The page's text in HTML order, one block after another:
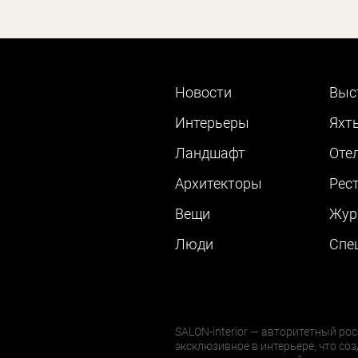
Новости
Интерьеры
Ландшафт
Архитекторы
Вещи
Люди
SALON-interior — авторитетный
эксклюзивное в интерьере, что